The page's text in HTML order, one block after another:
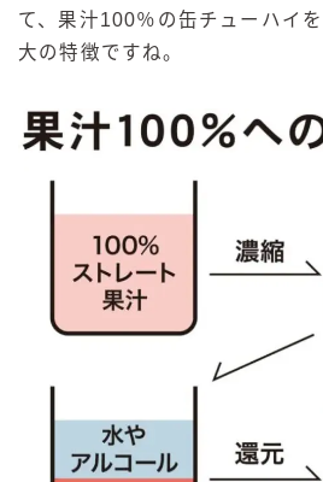
て、果汁100％の缶チューハイ
大の特徴ですね。